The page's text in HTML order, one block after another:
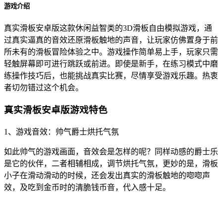
游戏介绍
真实滑板安卓版这款休闲益智类的3D滑板自由模拟游戏，通
过真实逼真的音效还原滑板触地的声音，让玩家仿佛置身于前
所未有的滑板冒险体验之中。游戏操作简单易上手，玩家只需
轻触屏幕即可进行跳跃或前进。即使是新手，在练习模式中磨
练操作技巧后，也能挑战真实比赛，尽情享受游戏乐趣。热衷
者切勿错过这个机会。
真实滑板安卓版游戏特色
1、游戏音效：帅气爵士烘托气氛
如此帅气的游戏画面，音效会是怎样的呢？同样动感的爵士乐
是它的伙伴，二者相辅相成，调节烘托气氛，更妙的是，滑板
小子在滑动滑动的时候，还会发出真实的滑板触地的唿唿声
效，及吃到金币时的清脆钱币音，代入感十足。